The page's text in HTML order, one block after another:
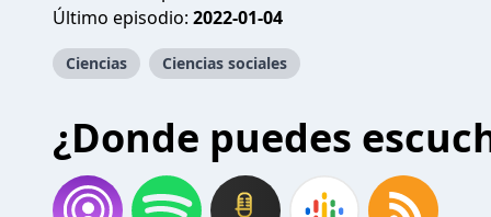
Último episodio: 2022-01-04
Ciencias Ciencias sociales
¿Donde puedes